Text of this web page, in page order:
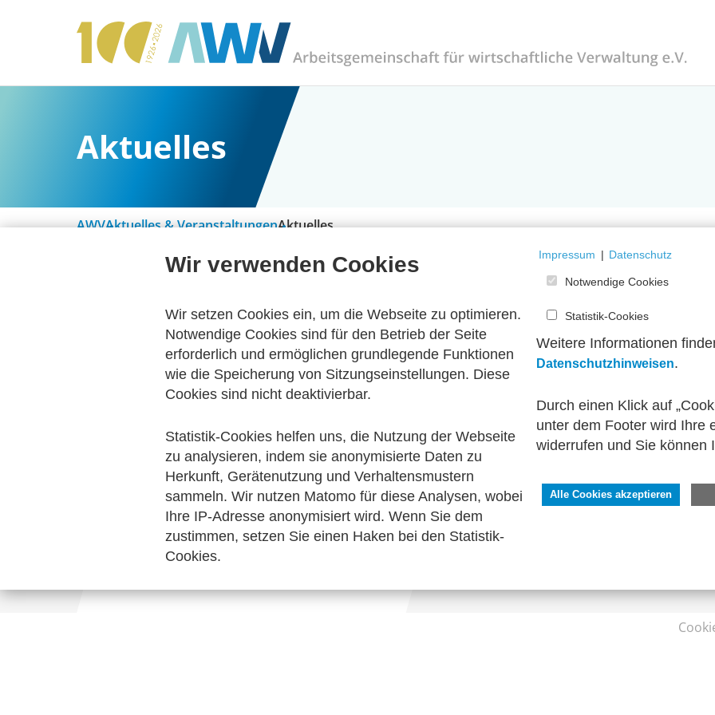
Aktuelles
AWVAktuelles & VeranstaltungenAktuelles
Alle Kategorien
Personalwirtschaft Rechnungslegung & Steuern Bescheinigungen
SERVICE
Kontakt
Impressum
Datenschutzhinweise
Wir verwenden Cookies
Wir setzen Cookies ein, um die Webseite zu optimieren.
Notwendige Cookies sind für den Betrieb der Seite
erforderlich und ermöglichen grundlegende Funktionen
wie die Speicherung von Sitzungseinstellungen. Diese
Cookies sind nicht deaktivierbar.
Statistik-Cookies helfen uns, die Nutzung der Webseite
zu analysieren, indem sie anonymisierte Daten zu
Herkunft, Gerätenutzung und Verhaltensmustern
sammeln. Wir nutzen Matomo für diese Analysen, wobei
Ihre IP-Adresse anonymisiert wird. Wenn Sie dem
zustimmen, setzen Sie einen Haken bei den Statistik-
Cookies.
Impressum | Datenschutz
Notwendige Cookies
Statistik-Cookies
Weitere Informationen
Datenschutzhinweisen.
Durch einen Klick auf
unter dem Footer wird Ihre
widerrufen und Sie können
Alle Cookies akzeptieren